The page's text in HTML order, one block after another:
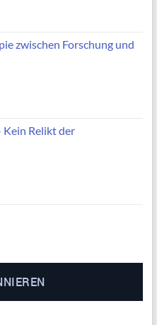
zwischen Forschung und
Kein Relikt der